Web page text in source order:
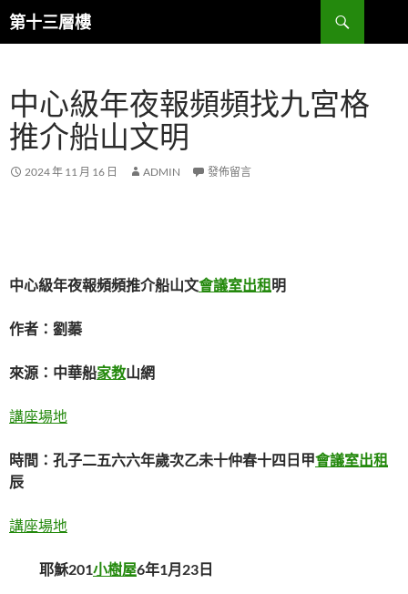
跳
至
內
第十三層樓
搜
尋
中心級年夜報頻頻找九宮格
推介船山文明
2024 年 11 月 16 日 ADMIN 發佈留言
中心級年夜報頻頻推介船山文會議室出租明
作者：劉蓁
來源：中華船家教山網
講座場地
時間：孔子二五六六年歲次乙未十仲春十四日甲會議室出租
辰
講座場地
耶穌201小樹屋6年1月23日